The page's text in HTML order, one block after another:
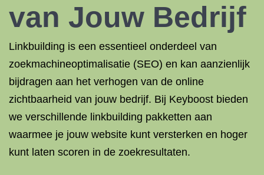
van Jouw Bedrijf
Linkbuilding is een essentieel onderdeel van
zoekmachineoptimalisatie (SEO) en kan aanzienlijk
bijdragen aan het verhogen van de online
zichtbaarheid van jouw bedrijf. Bij Keyboost bieden
we verschillende linkbuilding pakketten aan
waarmee je jouw website kunt versterken en hoger
kunt laten scoren in de zoekresultaten.